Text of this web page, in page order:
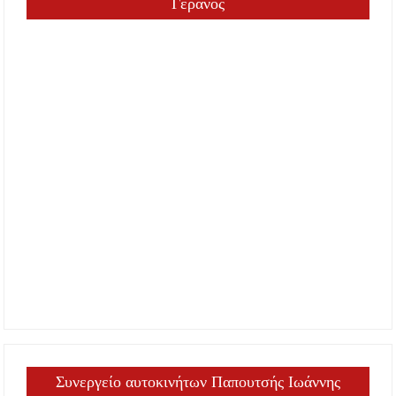
Γερανός
Συνεργείο αυτοκινήτων Παπουτσής Ιωάννης